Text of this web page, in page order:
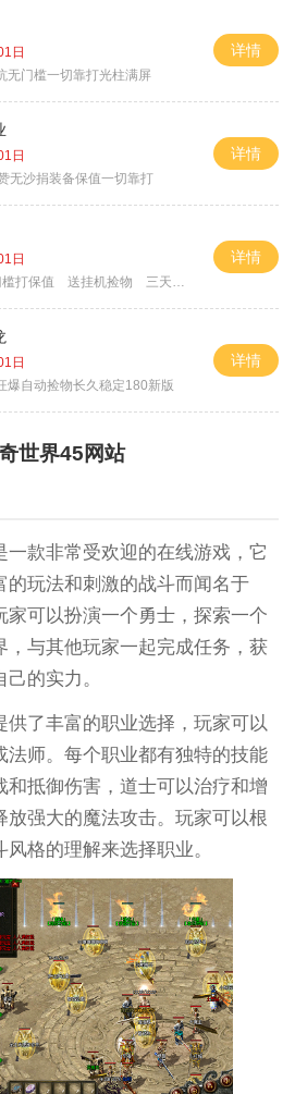
日
无门槛一切靠打光柱满屏
详情
日
无沙捐装备保值一切靠打
详情
日
打保值 送挂机捡物 三天合区
详情
日
爆自动捡物长久稳定180新版
详情
世界45网站
一款非常受欢迎的在线游戏，它
的玩法和刺激的战斗而闻名于
家可以扮演一个勇士，探索一个
，与其他玩家一起完成任务，获
的实力。
供了丰富的职业选择，玩家可以
法师。每个职业都有独特的技能
和抵御伤害，道士可以治疗和增
放强大的魔法攻击。玩家可以根
格的理解来选择职业。